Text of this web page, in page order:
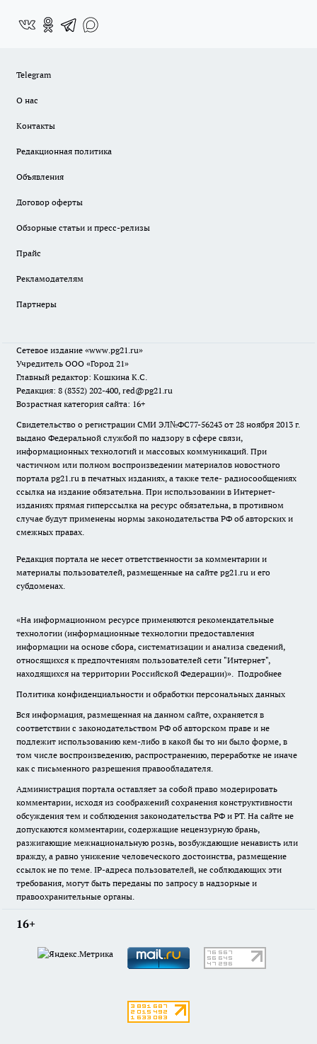
Telegram
О нас
Контакты
Редакционная политика
Объявления
Договор оферты
Обзорные статьи и пресс-релизы
Прайс
Рекламодателям
Партнеры
Сетевое издание «www.pg21.ru»
Учредитель ООО «Город 21»
Главный редактор: Кошкина К.С.
Редакция: 8 (8352) 202-400, red@pg21.ru
Возрастная категория сайта: 16+
Свидетельство о регистрации СМИ ЭЛ№ФС77-56243 от 28 ноября 2013 г.
выдано Федеральной службой по надзору в сфере связи,
информационных технологий и массовых коммуникаций. При
частичном или полном воспроизведении материалов новостного
портала pg21.ru в печатных изданиях, а также теле- радиосообщениях
ссылка на издание обязательна. При использовании в Интернет-
изданиях прямая гиперссылка на ресурс обязательна, в противном
случае будут применены нормы законодательства РФ об авторских и
смежных правах.
Редакция портала не несет ответственности за комментарии и
материалы пользователей, размещенные на сайте pg21.ru и его
субдоменах.
«На информационном ресурсе применяются рекомендательные
технологии (информационные технологии предоставления
информации на основе сбора, систематизации и анализа сведений,
относящихся к предпочтениям пользователей сети "Интернет",
находящихся на территории Российской Федерации)». Подробнее
Политика конфиденциальности и обработки персональных данных
Вся информация, размещенная на данном сайте, охраняется в
соответствии с законодательством РФ об авторском праве и не
подлежит использованию кем-либо в какой бы то ни было форме, в
том числе воспроизведению, распространению, переработке не иначе
как с письменного разрешения правообладателя.
Администрация портала оставляет за собой право модерировать
комментарии, исходя из соображений сохранения конструктивности
обсуждения тем и соблюдения законодательства РФ и РТ. На сайте не
допускаются комментарии, содержащие нецензурную брань,
разжигающие межнациональную рознь, возбуждающие ненависть или
вражду, а равно унижение человеческого достоинства, размещение
ссылок не по теме. IP-адреса пользователей, не соблюдающих эти
требования, могут быть переданы по запросу в надзорные и
правоохранительные органы.
16+